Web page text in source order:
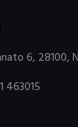
6, 28100,
463015